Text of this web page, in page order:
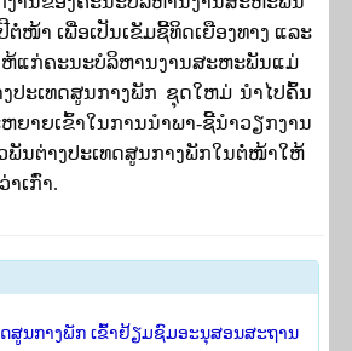
ໜ້າ ເພື່ອເປັນເຂັມຊີ້ທິດເຍືອງທາງ ແລະ
ຫ້ແກ່ຄະນະບໍລິຫານງານສະຫະພັນແມ່
ປະເທດສູນກາງພັກ ຊຸດໃຫມ່ ນໍາໄປຄົ້ນ
າຍເຂົ້າໃນການນໍາພາ-ຊີ້ນໍາວຽກງານ
ພັນຕ່າງປະເທດສູນກາງພັກໃນຕໍ່ໜ້າໃຫ້
ເກົ່າ.
ສູນກາງພັກ ເຂົ້າຢ້ຽມຊົມອະນຸສອນສະຖານ